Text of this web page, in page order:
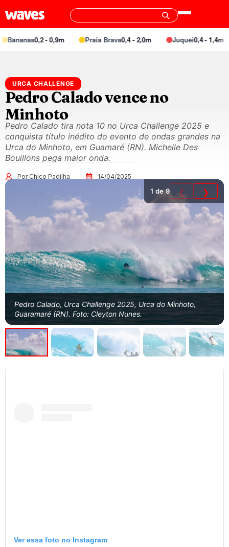
0,2 - 0,9m Praia Brava0,4 - 2,0m Juquei0,4 - 1,4m
URCA CHALLENGE
Pedro Calado vence no
Minhoto
Pedro Calado tira nota 10 no Urca Challenge 2025 e
conquista título inédito do evento de ondas grandes na
Urca do Minhoto, em Guamaré (RN). Michelle Des
Bouillons pega maior onda.
Por Chico Padilha 14/04/2025
Pedro Calado, Urca Challenge 2025, Urca do Minhoto,
Guaramaré (RN). Foto: Cleyton Nunes.
1 de 9 ❮ ❯
Ver essa foto no Instagram